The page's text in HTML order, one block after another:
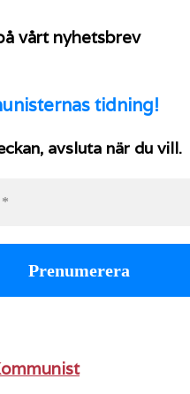
vårt nyhetsbrev
tidning!
avsluta när du vill.